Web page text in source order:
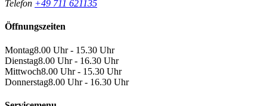
Telefon +49 711 621135
Öffnungszeiten
Montag8.00 Uhr - 15.30 Uhr
Dienstag8.00 Uhr - 16.30 Uhr
Mittwoch8.00 Uhr - 15.30 Uhr
Donnerstag8.00 Uhr - 16.30 Uhr